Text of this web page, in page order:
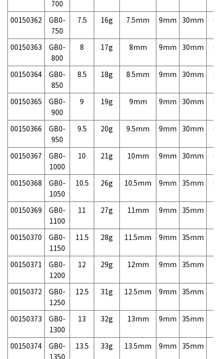
700
00150362
GB0-
750
7.5 16g 7.5mm 9mm 30mm
00150363
GB0-
800
8 17g 8mm 9mm 30mm
00150364
GB0-
850
8.5 18g 8.5mm 9mm 30mm
00150365
GB0-
900
9 19g 9mm 9mm 30mm
00150366
GB0-
950
9.5 20g 9.5mm 9mm 30mm
00150367
GB0-
1000
10 21g 10mm 9mm 30mm
00150368
GB0-
1050
10.5 26g 10.5mm 9mm 35mm
00150369
GB0-
1100
11 27g 11mm 9mm 35mm
00150370
GB0-
1150
11.5 28g 11.5mm 9mm 35mm
00150371
GB0-
1200
12 29g 12mm 9mm 35mm
00150372
GB0-
1250
12.5 31g 12.5mm 9mm 35mm
00150373
GB0-
1300
13 32g 13mm 9mm 35mm
00150374
GB0-
1350
13.5 33g 13.5mm 9mm 35mm